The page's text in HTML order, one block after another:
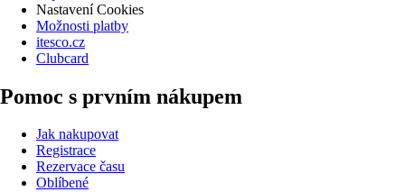
Nastavení Cookies
Možnosti platby
itesco.cz
Clubcard
Pomoc s prvním nákupem
Jak nakupovat
Registrace
Rezervace času
Oblíbené